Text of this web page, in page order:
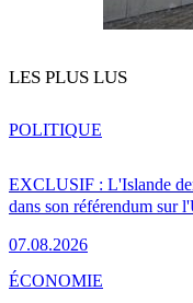
LES PLUS LUS
EXCLUSIF : L'Islande
dans son référendum sur
07.08.2026
POLITIQUE
ÉCONOMIE